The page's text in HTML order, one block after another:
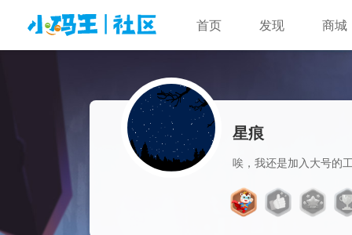
首页 发现 商城
星痕
唉，我还是加入大号的